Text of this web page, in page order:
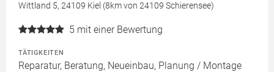
Wittland 5, 24109 Kiel (8km von 24109 Schierensee)
5 mit einer Bewertung
TÄTIGKEITEN
Reparatur, Beratung, Neueinbau, Planung / Montage